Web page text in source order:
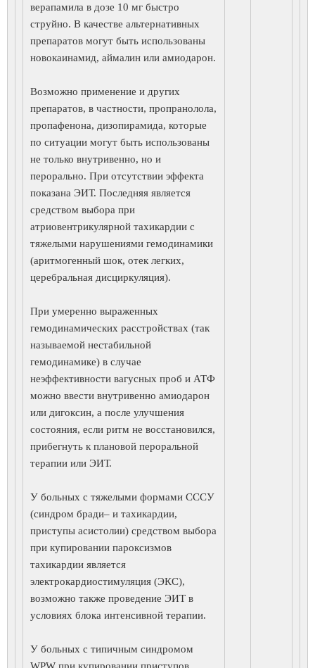
верапамила в дозе 10 мг быстро
струйно. В качестве альтернативных
препаратов могут быть использованы
новокаинамид, аймалин или амиодарон.
Возможно применение и других
препаратов, в частности, пропранолола,
пропафенона, дизопирамида, которые
по ситуации могут быть использованы
не только внутривенно, но и
перорально. При отсутствии эффекта
показана ЭИТ. Последняя является
средством выбора при
атриовентрикулярной тахикардии с
тяжелыми нарушениями гемодинамики
(аритмогенный шок, отек легких,
церебральная дисциркуляция).
При умеренно выраженных
гемодинамических расстройствах (так
называемой нестабильной
гемодинамике) в случае
неэффективности вагусных проб и АТФ
можно ввести внутривенно амиодарон
или дигоксин, а после улучшения
состояния, если ритм не восстановился,
прибегнуть к плановой пероральной
терапии или ЭИТ.
У больных с тяжелыми формами СССУ
(синдром бради– и тахикардии,
приступы асистолии) средством выбора
при купировании пароксизмов
тахикардии является
электрокардиостимуляция (ЭКС),
возможно также проведение ЭИТ в
условиях блока интенсивной терапии.
У больных с типичным синдромом
WPW при купировании приступов